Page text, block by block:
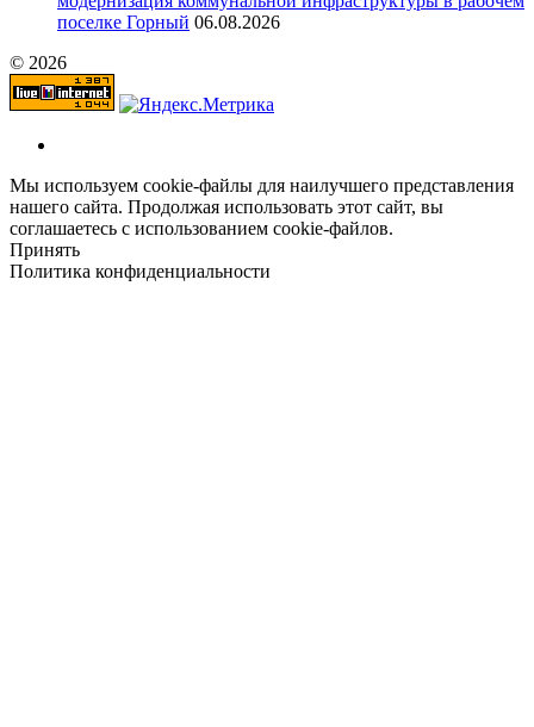
поселке Горный 06.08.2026
© 2026
Мы используем cookie-файлы для наилучшего представления
нашего сайта. Продолжая использовать этот сайт, вы
соглашаетесь с использованием cookie-файлов.
Принять
Политика конфиденциальности